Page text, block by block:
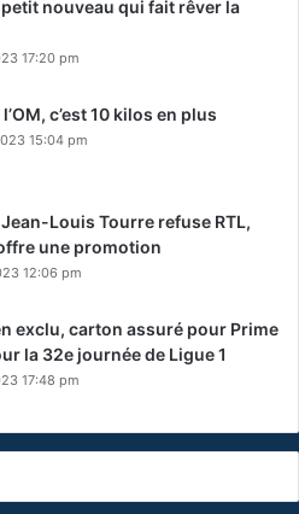
petit nouveau qui fait rêver la
17:20 pm
c’est 10 kilos en plus
15:04 pm
Louis Tourre refuse RTL,
une promotion
12:06 pm
exclu, carton assuré pour Prime
la 32e journée de Ligue 1
17:48 pm